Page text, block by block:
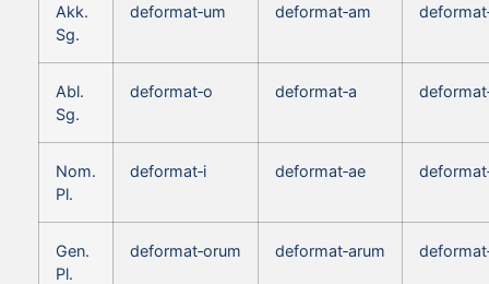
Akk.
Sg.
deformat‑um deformat‑am
Abl.
Sg.
deformat‑o deformat‑a
Nom.
Pl.
deformat‑i deformat‑ae
Gen.
Pl.
deformat‑orum deformat‑arum